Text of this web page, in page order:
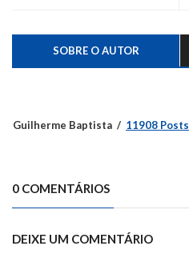
SOBRE O AUTOR
Guilherme Baptista 11908 Posts
0 COMENTÁRIOS
DEIXE UM COMENTÁRIO